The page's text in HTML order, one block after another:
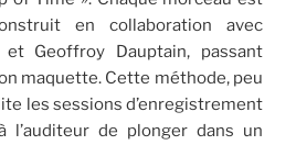
en collaboration avec
et Geoffroy Dauptain, passant
maquette. Cette méthode, peu
les sessions d’enregistrement
l’auditeur de plonger dans un